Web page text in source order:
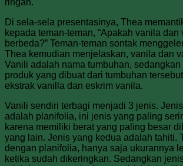
Di sela-sela presentasinya, Thea
kepada teman-teman, “Apakah vanila dan
berbeda?” Teman-teman sontak
Thea kemudian menjelaskan, vanila dan
Vanili adalah nama tumbuhan,
produk yang dibuat dari tumbuhan
ekstrak vanilla dan eskrim vanila.
Vanili sendiri terbagi menjadi 3 jenis.
adalah planifolia, ini jenis yang paling
karena memiliki berat yang paling besar
yang lain. Jenis yang kedua adalah tahiti.
dengan planifolia, hanya saja ukurannya
ketika sudah dikeringkan. Sedangkan